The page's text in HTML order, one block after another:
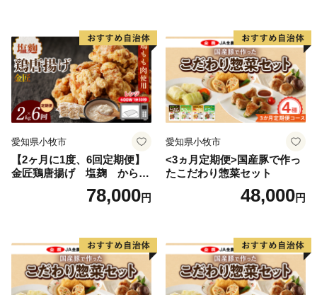
愛知県小牧市
【2ヶ月に1度、6回定期便】
金匠鶏唐揚げ 塩麹 からあ
78,000円
愛知県小牧市
<3ヵ月定期便>国産豚で作っ
たこだわり惣菜セット
48,000円